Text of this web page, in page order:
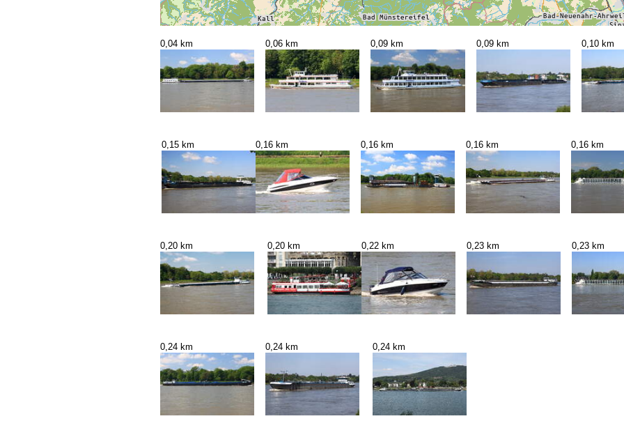
0,04 km 0,06 km 0,09 km 0,09 km 0,10 km
0,15 km 0,16 km 0,16 km 0,16 km 0,16 km
0,20 km 0,20 km 0,22 km 0,23 km 0,23 km
0,24 km 0,24 km 0,24 km